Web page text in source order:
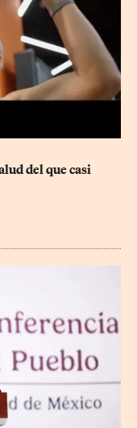
del que casi